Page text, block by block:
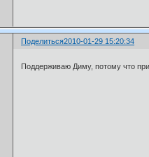
Поделиться2010-01-29 15:20:34
Поддерживаю Диму, потому что